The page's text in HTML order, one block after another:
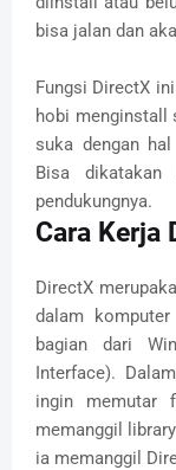
bisa jalan dan
Fungsi DirectX
hobi menginstall
suka dengan
Bisa dikatakan
pendukungnya.
Cara Kerja
DirectX
dalam
bagian dari
Interface).
ingin memutar
memanggil
ia memanggil